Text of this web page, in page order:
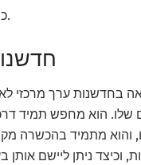
כמנוף לצמיחה כלכלית.
בחדשנות ערך מרכזי
שלו. הוא מחפש תמיד
והוא מתמיד בהכשרה
וכיצד ניתן ליישם אותן